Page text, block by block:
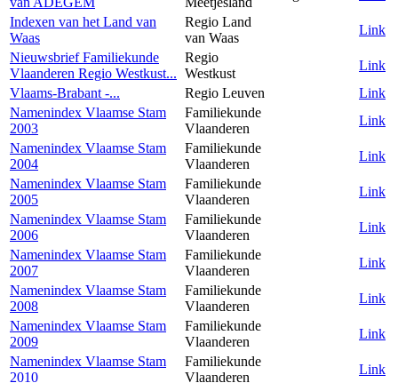
Indexen van het Land van
Waas
Regio Land
van Waas
Link
Nieuwsbrief Familiekunde
Vlaanderen Regio Westkust...
Regio
Westkust
Link
Vlaams-Brabant -...
Regio Leuven
Link
Namenindex Vlaamse Stam
2003
Familiekunde
Vlaanderen
Link
Namenindex Vlaamse Stam
2004
Familiekunde
Vlaanderen
Link
Namenindex Vlaamse Stam
2005
Familiekunde
Vlaanderen
Link
Namenindex Vlaamse Stam
2006
Familiekunde
Vlaanderen
Link
Namenindex Vlaamse Stam
2007
Familiekunde
Vlaanderen
Link
Namenindex Vlaamse Stam
2008
Familiekunde
Vlaanderen
Link
Namenindex Vlaamse Stam
2009
Familiekunde
Vlaanderen
Link
Namenindex Vlaamse Stam
2010
Familiekunde
Vlaanderen
Link